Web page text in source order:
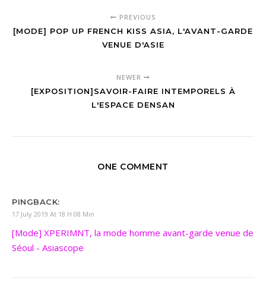
PREVIOUS
[MODE] POP UP FRENCH KISS ASIA, L'AVANT-GARDE
VENUE D'ASIE
NEWER
[EXPOSITION]SAVOIR-FAIRE INTEMPORELS À
L'ESPACE DENSAN
ONE COMMENT
PINGBACK:
17 July 2019 At 18 H 08 Min
[Mode] XPERIMNT, la mode homme avant-garde venue de
Séoul - Asiascope